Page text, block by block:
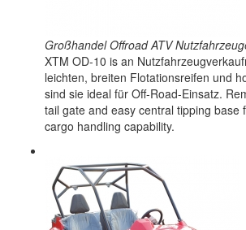
Großhandel Offroad ATV
XTM OD-10 is an
leichten, breiten Flotationsreifen und
sind sie ideal für Off-Road-Einsatz.
tail gate and easy central tipping base
cargo handling capability.